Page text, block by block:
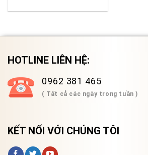
HOTLINE LIÊN HỆ:
0962 381 465
( Tất cả các ngày trong tuần )
KẾT NỐI VỚI CHÚNG TÔI